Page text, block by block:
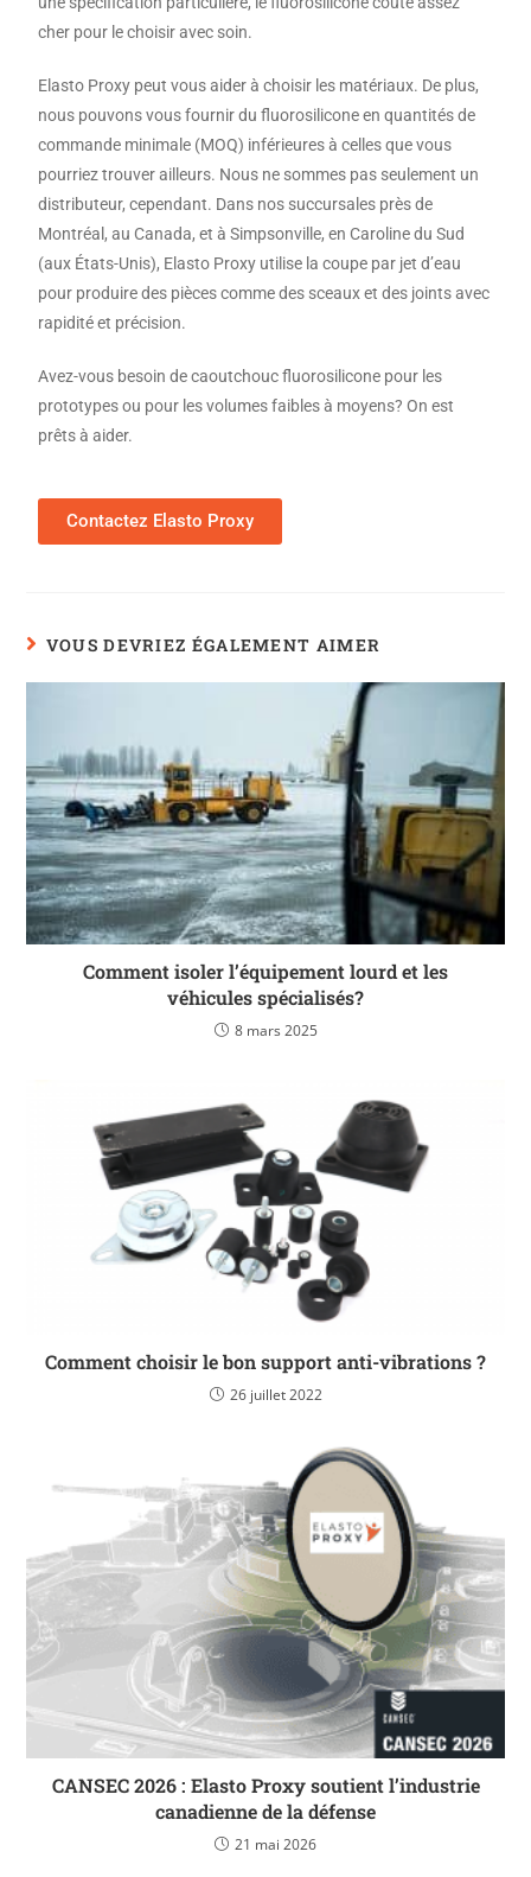
cher pour le choisir avec soin.
Elasto Proxy peut vous aider à choisir les matériaux. De plus,
nous pouvons vous fournir du fluorosilicone en quantités de
commande minimale (MOQ) inférieures à celles que vous
pourriez trouver ailleurs. Nous ne sommes pas seulement un
distributeur, cependant. Dans nos succursales près de
Montréal, au Canada, et à Simpsonville, en Caroline du Sud
(aux États-Unis), Elasto Proxy utilise la coupe par jet d’eau
pour produire des pièces comme des sceaux et des joints avec
rapidité et précision.
Avez-vous besoin de caoutchouc fluorosilicone pour les
prototypes ou pour les volumes faibles à moyens? On est
prêts à aider.
Contactez Elasto Proxy
VOUS DEVRIEZ ÉGALEMENT AIMER
Comment isoler l’équipement lourd et les
véhicules spécialisés?
8 mars 2025
Comment choisir le bon support anti-vibrations ?
26 juillet 2022
CANSEC 2026 : Elasto Proxy soutient l’industrie
canadienne de la défense
21 mai 2026